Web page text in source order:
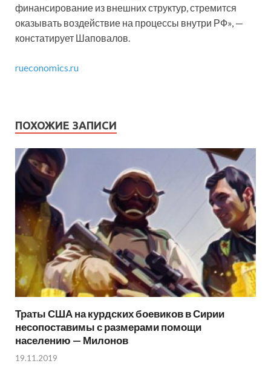
финансирование из внешних структур, стремится
оказывать воздействие на процессы внутри РФ», —
констатирует Шаповалов.
rueconomics.ru
ПОХОЖИЕ ЗАПИСИ
Траты США на курдских боевиков в Сирии
несопоставимы с размерами помощи
населению — Милонов
19.11.2019